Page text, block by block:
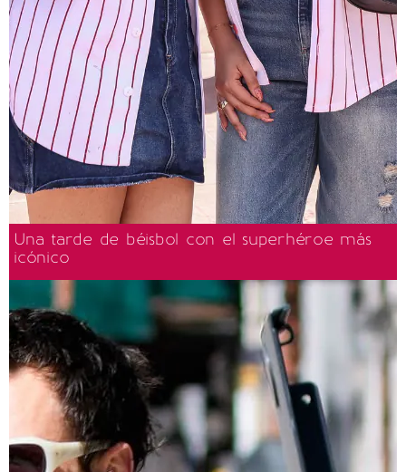
Una tarde de béisbol con el superhéroe más
icónico